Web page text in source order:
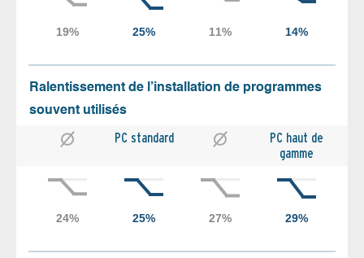
Ralentissement de l’installation de programmes
souvent utilisés
PC standard
PC haut de
gamme